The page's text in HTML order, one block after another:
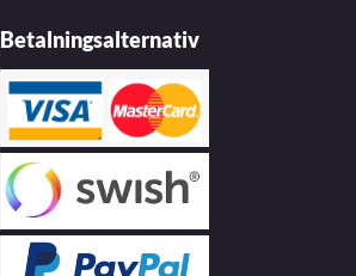
Betalningsalternativ